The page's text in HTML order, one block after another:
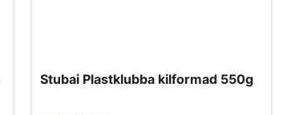
Stubai Plastklubba kilformad 550g